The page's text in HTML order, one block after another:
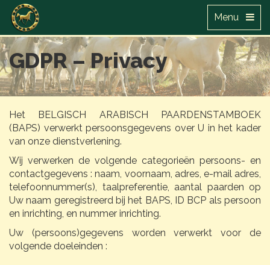
Menu
GDPR – Privacy
Het BELGISCH ARABISCH PAARDENSTAMBOEK
(BAPS) verwerkt persoonsgegevens over U in het kader
van onze dienstverlening.
Wij verwerken de volgende categorieën persoons- en
contactgegevens : naam, voornaam, adres, e-mail adres,
telefoonnummer(s), taalpreferentie, aantal paarden op
Uw naam geregistreerd bij het BAPS, ID BCP als persoon
en inrichting, en nummer inrichting.
Uw (persoons)gegevens worden verwerkt voor de
volgende doeleinden :